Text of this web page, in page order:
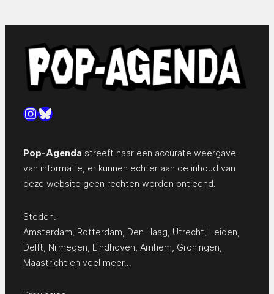
Instagram
Bluesky
Pop-Agenda streeft naar een accurate weergave
van informatie, er kunnen echter aan de inhoud van
deze website geen rechten worden ontleend.
Steden:
Amsterdam Rotterdam Den Haag Utrecht Leiden
Delft Nijmegen Eindhoven Arnhem Groningen
Maastricht en veel meer…